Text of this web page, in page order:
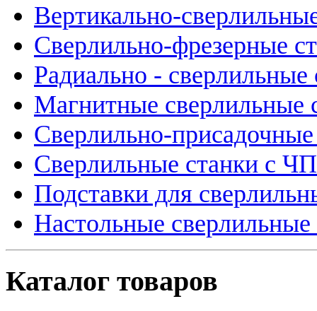
Вертикально-
Сверлильно-фрезерные
Радиально - сверлильные
Магнитные сверлильные
Сверлильно-присадочные
Сверлильные станки с
Подставки для
Настольные сверлильные
Каталог товаров